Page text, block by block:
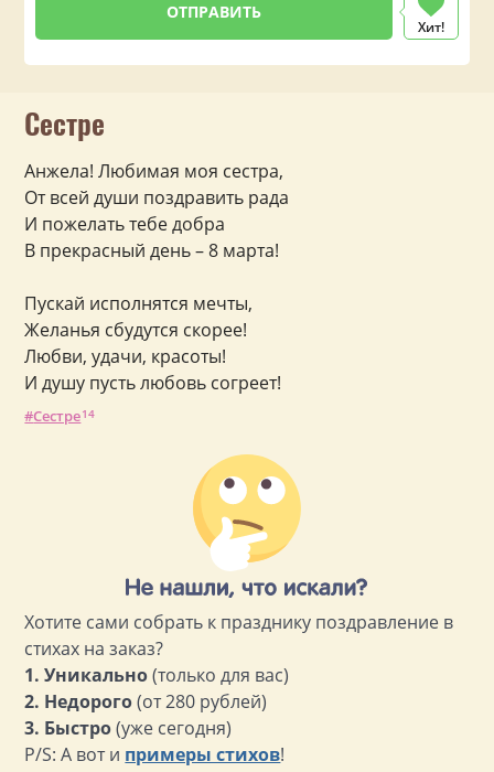
Хит!
Сестре
Анжела! Любимая моя сестра,
От всей души поздравить рада
И пожелать тебе добра
В прекрасный день – 8 марта!
Пускай исполнятся мечты,
Желанья сбудутся скорее!
Любви, удачи, красоты!
И душу пусть любовь согреет!
Сестре14
Хотите сами собрать к празднику поздравление в
стихах на заказ?
1. Уникально(только для вас)
2. Недорого(от 280 рублей)
3. Быстро(уже сегодня)
P/S: А вот и примеры стихов!